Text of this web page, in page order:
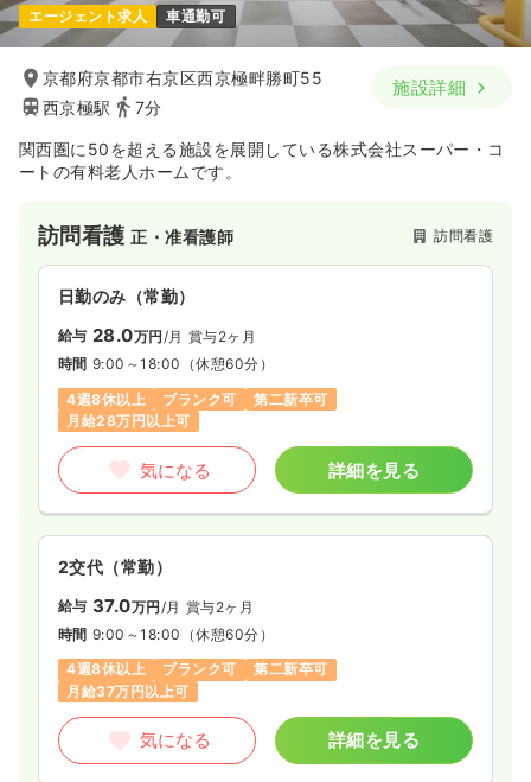
給与 24.5〜28.0万円/月 賞与2ヶ月
※一例
時間 9:00～18:00（休憩60分）
担当業務未経験可
気になる 詳細を見る
エージェント求人 車通勤可
京都府京都市右京区西京極畔勝町55
西京極駅
7分
施設詳細
関西圏に50を超える施設を展開している株式会社スーパー・コ
ートの有料老人ホームです。
訪問看護正・准看護師 訪問看護
日勤のみ（常勤）
給与 28.0万円/月 賞与2ヶ月
時間 9:00～18:00 （休憩60分）
4週8休以上
ブランク可
第二新卒可
月給28万円以上可
気になる 詳細を見る
2交代（常勤）
給与 37.0万円/月 賞与2ヶ月
時間 9:00～18:00 （休憩60分）
4週8休以上
ブランク可
第二新卒可
月給37万円以上可
気になる 詳細を見る